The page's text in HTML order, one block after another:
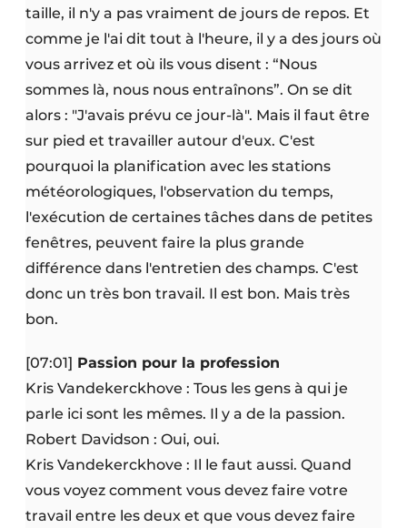
taille, il n'y a pas vraiment de jours de repos. Et
comme je l'ai dit tout à l'heure, il y a des jours où
vous arrivez et où ils vous disent : “Nous
sommes là, nous nous entraînons”. On se dit
alors : "J'avais prévu ce jour-là". Mais il faut être
sur pied et travailler autour d'eux. C'est
pourquoi la planification avec les stations
météorologiques, l'observation du temps,
l'exécution de certaines tâches dans de petites
fenêtres, peuvent faire la plus grande
différence dans l'entretien des champs. C'est
donc un très bon travail. Il est bon. Mais très
bon.
[07:01] Passion pour la profession
Kris Vandekerckhove : Tous les gens à qui je
parle ici sont les mêmes. Il y a de la passion.
Robert Davidson : Oui, oui.
Kris Vandekerckhove : Il le faut aussi. Quand
vous voyez comment vous devez faire votre
travail entre les deux et que vous devez faire